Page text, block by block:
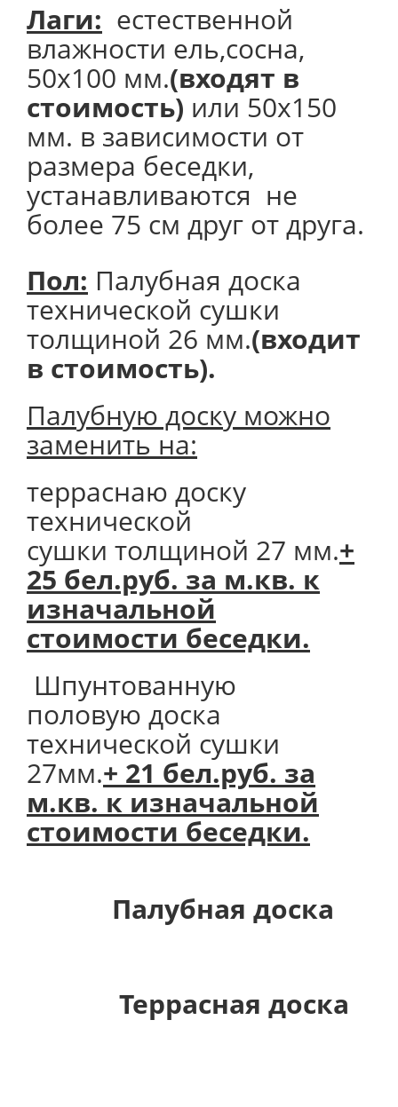
Лаги: естественной
влажности ель,сосна,
50х100 мм.(входят в
стоимость) или 50х150
мм. в зависимости от
размера беседки,
устанавливаются не
более 75 см друг от друга.
Пол: Палубная доска
технической сушки
толщиной 26 мм.(входит
в стоимость).
Палубную доску можно
заменить на:
терраснаю доску
технической
сушки толщиной 27 мм.+
25 бел.руб. за м.кв. к
изначальной
стоимости беседки.
Шпунтованную
половую доска
технической сушки
27мм.+ 21 бел.руб. за
м.кв. к изначальной
стоимости беседки.
Палубная доска
Террасная доска